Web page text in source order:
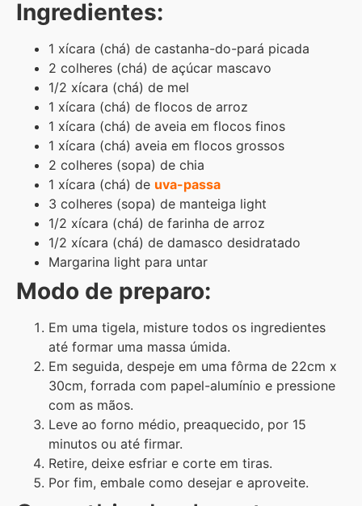
Ingredientes:
1 xícara (chá) de castanha-do-pará picada
2 colheres (chá) de açúcar mascavo
1/2 xícara (chá) de mel
1 xícara (chá) de flocos de arroz
1 xícara (chá) de aveia em flocos finos
1 xícara (chá) aveia em flocos grossos
2 colheres (sopa) de chia
1 xícara (chá) de uva-passa
3 colheres (sopa) de manteiga light
1/2 xícara (chá) de farinha de arroz
1/2 xícara (chá) de damasco desidratado
Margarina light para untar
Modo de preparo:
Em uma tigela, misture todos os ingredientes
até formar uma massa úmida.
Em seguida, despeje em uma fôrma de 22cm x
30cm, forrada com papel-alumínio e pressione
com as mãos.
Leve ao forno médio, preaquecido, por 15
minutos ou até firmar.
Retire, deixe esfriar e corte em tiras.
Por fim, embale como desejar e aproveite.